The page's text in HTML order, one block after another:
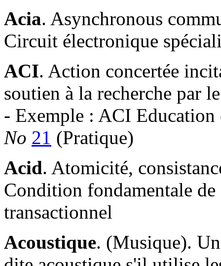
Acia. Asynchronous
Circuit électronique
ACI. Action concertée
soutien à la recherche par
- Exemple : ACI
No 21 (Pratique)
Acid. Atomicité,
Condition fondamentale
transactionnel
Acoustique. (Musique).